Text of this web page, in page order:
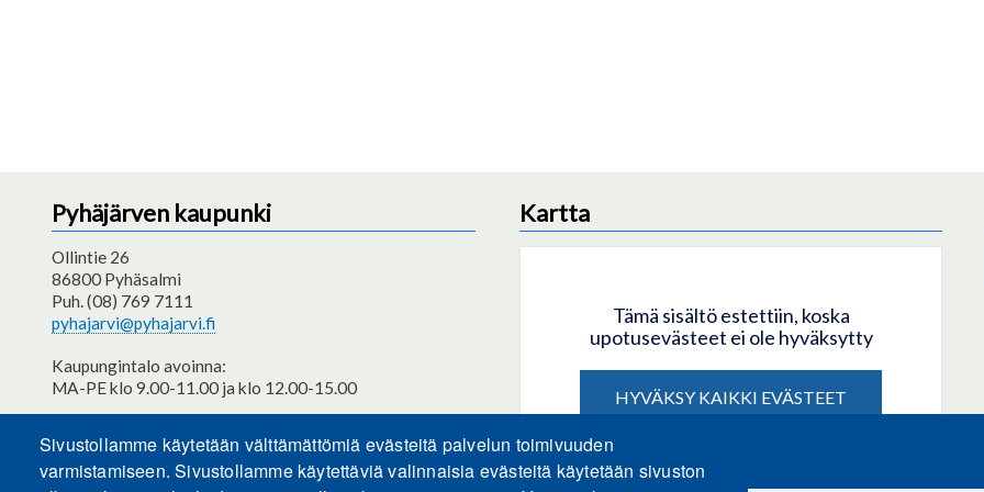
Pyhäjärven kaupunki
Ollintie 26
86800 Pyhäsalmi
Puh. (08) 769 7111
pyhajarvi@pyhajarvi.fi
Kaupungintalo avoinna:
MA-PE klo 9.00-11.00 ja klo 12.00-15.00
Kartta
Tämä sisältö estettiin, koska
upotusevästeet ei ole hyväksytty
HYVÄKSY KAIKKI EVÄSTEET
Sivustollamme käytetään välttämättömiä evästeitä palvelun toimivuuden
varmistamiseen. Sivustollamme käytettäviä valinnaisia evästeitä käytetään sivuston